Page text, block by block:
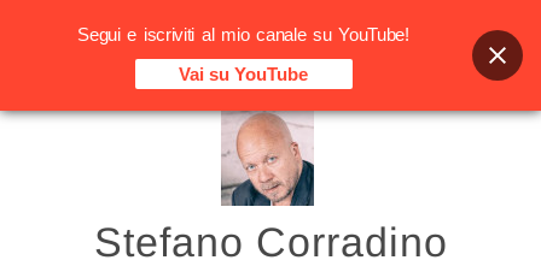
Vai
Stefano Corradino
Segui e iscriviti al mio canale su YouTube!
Vai su YouTube